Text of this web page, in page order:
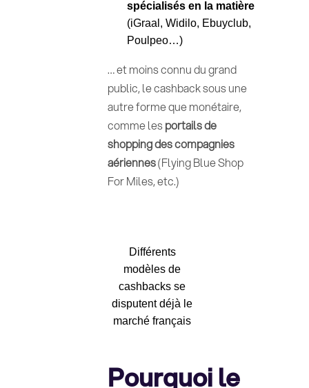
spécialisés en la matière
(iGraal, Widilo, Ebuyclub,
Poulpeo…)
… et moins connu du grand
public, le cashback sous une
autre forme que monétaire,
comme lesportails de
shopping des compagnies
aériennes(Flying Blue Shop
For Miles, etc.)
Différents
modèles de
cashbacks se
disputent déjà le
marché français
Pourquoi le